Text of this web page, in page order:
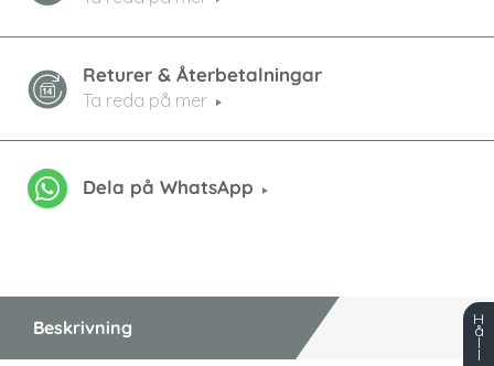
Returer & Återbetalningar
Ta reda på mer
Dela på WhatsApp
Beskrivning H
å
l
l